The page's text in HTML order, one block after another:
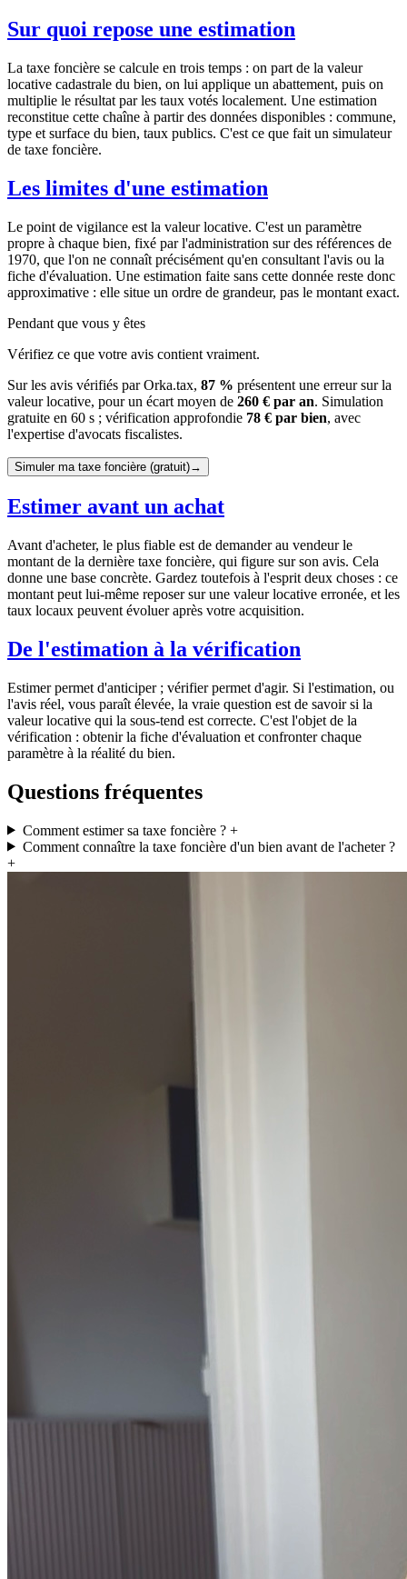
Sur quoi repose une estimation
La taxe foncière se calcule en trois temps : on part de la valeur
locative cadastrale du bien, on lui applique un abattement, puis on
multiplie le résultat par les taux votés localement. Une estimation
reconstitue cette chaîne à partir des données disponibles : commune,
type et surface du bien, taux publics. C'est ce que fait un simulateur
de taxe foncière.
Les limites d'une estimation
Le point de vigilance est la valeur locative. C'est un paramètre
propre à chaque bien, fixé par l'administration sur des références de
1970, que l'on ne connaît précisément qu'en consultant l'avis ou la
fiche d'évaluation. Une estimation faite sans cette donnée reste donc
approximative : elle situe un ordre de grandeur, pas le montant exact.
Pendant que vous y êtes
Vérifiez ce que votre avis contient vraiment.
Sur les avis vérifiés par Orka.tax, 87 % présentent une erreur sur la
valeur locative, pour un écart moyen de 260 € par an. Simulation
gratuite en 60 s ; vérification approfondie 78 € par bien, avec
l'expertise d'avocats fiscalistes.
Simuler ma taxe foncière (gratuit)→
Estimer avant un achat
Avant d'acheter, le plus fiable est de demander au vendeur le
montant de la dernière taxe foncière, qui figure sur son avis. Cela
donne une base concrète. Gardez toutefois à l'esprit deux choses : ce
montant peut lui-même reposer sur une valeur locative erronée, et les
taux locaux peuvent évoluer après votre acquisition.
De l'estimation à la vérification
Estimer permet d'anticiper ; vérifier permet d'agir. Si l'estimation, ou
l'avis réel, vous paraît élevée, la vraie question est de savoir si la
valeur locative qui la sous-tend est correcte. C'est l'objet de la
vérification : obtenir la fiche d'évaluation et confronter chaque
paramètre à la réalité du bien.
Questions fréquentes
Comment estimer sa taxe foncière ?+
Comment connaître la taxe foncière d'un bien avant de l'acheter ?
+